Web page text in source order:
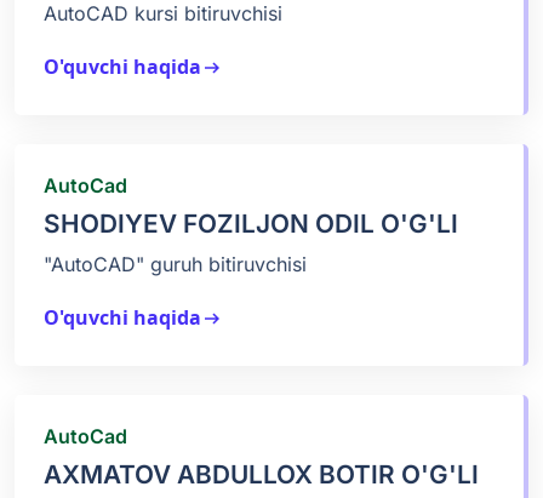
AutoCAD kursi bitiruvchisi
O'quvchi haqidaarrow_right_alt
AutoCad
SHODIYEV FOZILJON ODIL O'G'LI
"AutoCAD" guruh bitiruvchisi
O'quvchi haqidaarrow_right_alt
AutoCad
AXMATOV ABDULLOX BOTIR O'G'LI